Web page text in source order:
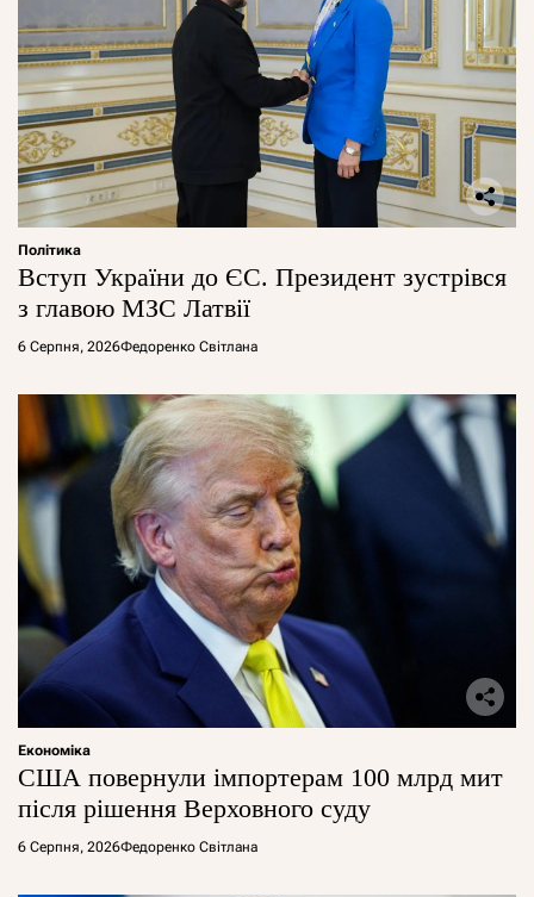
Політика
Вступ України до ЄС. Президент зустрівся
з главою МЗС Латвії
6 Серпня, 2026Федоренко Світлана
Економіка
США повернули імпортерам 100 млрд мит
після рішення Верховного суду
6 Серпня, 2026Федоренко Світлана